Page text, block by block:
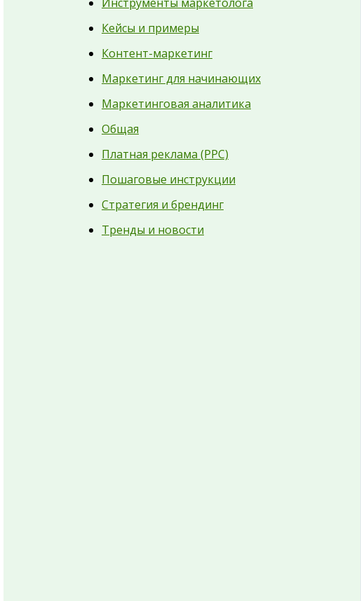
Кейсы и примеры
Контент-маркетинг
Маркетинг для начинающих
Маркетинговая аналитика
Общая
Платная реклама (PPC)
Пошаговые инструкции
Стратегия и брендинг
Тренды и новости